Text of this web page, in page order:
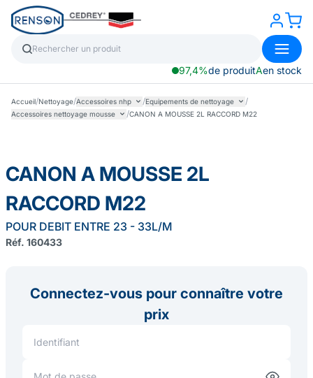
97,4%de produitAen stock
Accueil/Nettoyage/Accessoires nhp /Equipements de nettoyage /
Accessoires nettoyage mousse /CANON A MOUSSE 2L RACCORD M22
CANON A MOUSSE 2L
RACCORD M22
POUR DEBIT ENTRE 23 - 33L/M
Réf. 160433
Connectez-vous pour connaître votre
prix